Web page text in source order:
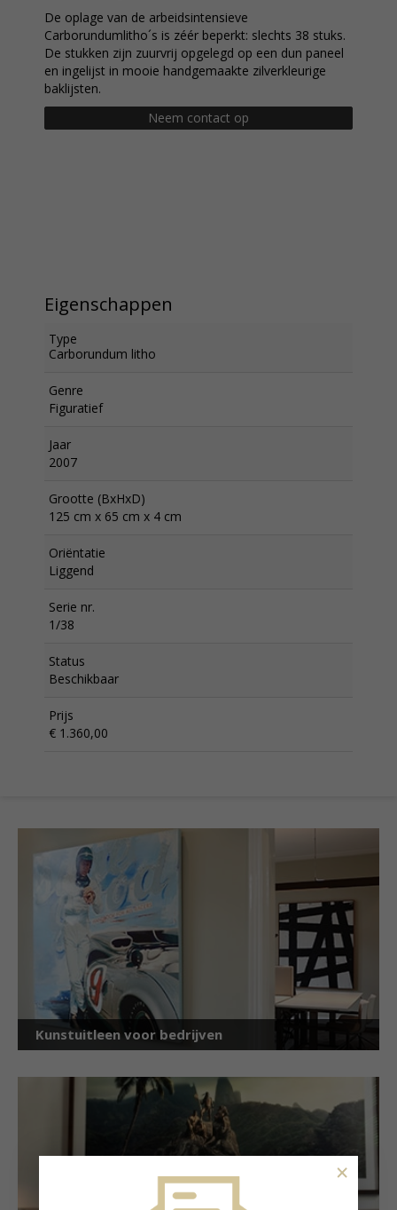
De oplage van de arbeidsintensieve
Carborundumlitho´s is zéér beperkt: slechts 38 stuks.
De stukken zijn zuurvrij opgelegd op een dun paneel
en ingelijst in mooie handgemaakte zilverkleurige
baklijsten.
Neem contact op
Eigenschappen
Type
Carborundum litho
Genre
Figuratief
Jaar
2007
Grootte (BxHxD)
125 cm x 65 cm x 4 cm
Oriëntatie
Liggend
Serie nr.
1/38
Status
Beschikbaar
Prijs
€ 1.360,00
Kunstuitleen voor bedrijven
×